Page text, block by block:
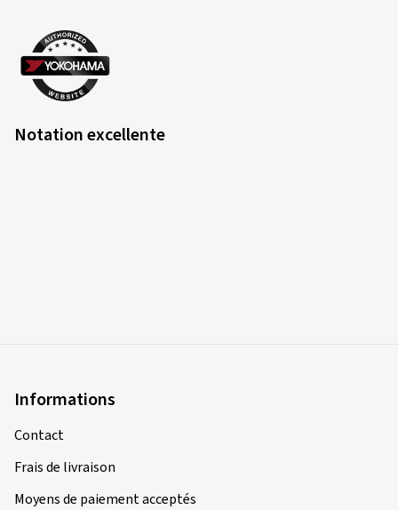
Notation excellente
Informations
Contact
Frais de livraison
Moyens de paiement acceptés